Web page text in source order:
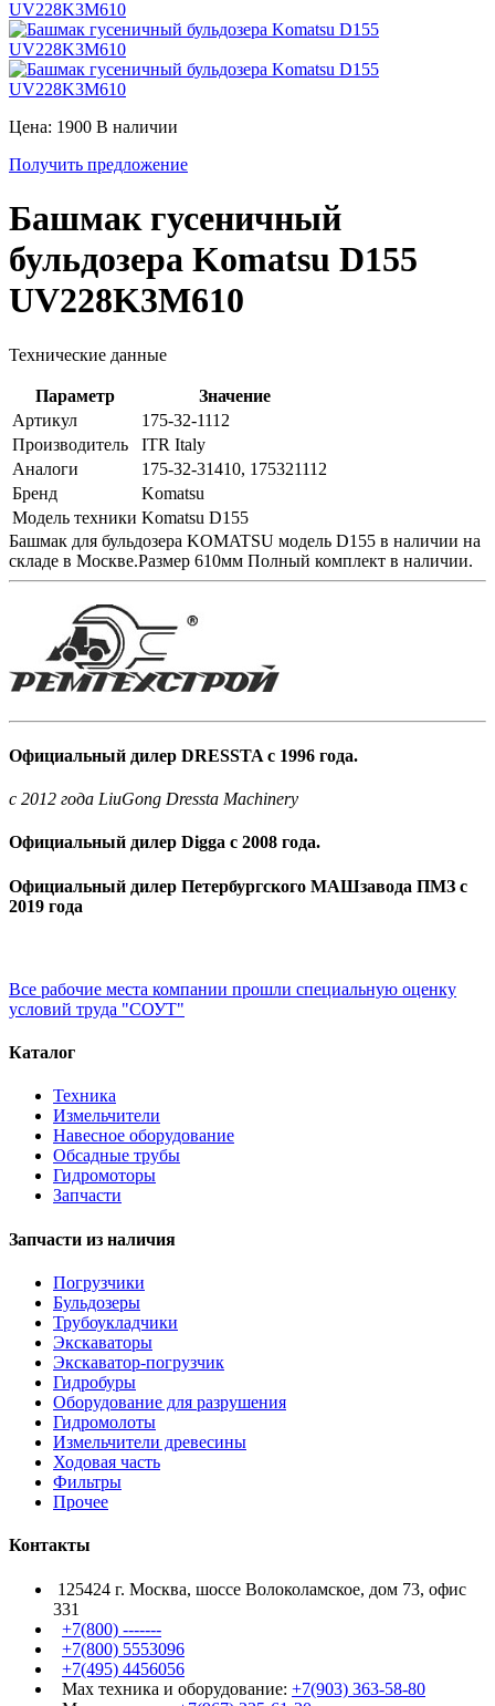
Цена: 1900 В наличии
Получить предложение
Башмак гусеничный
бульдозера Komatsu D155
UV228K3M610
Технические данные
Параметр
Значение
Артикул
175-32-1112
Производитель
ITR Italy
Аналоги
175-32-31410, 175321112
Бренд
Komatsu
Модель техники Komatsu D155
Башмак для бульдозера KOMATSU модель D155 в наличии на
складе в Москве.Размер 610мм Полный комплект в наличии.
Официальный дилер DRESSTA с 1996 года.
c 2012 года LiuGong Dressta Machinery
Официальный дилер Digga с 2008 года.
Официальный дилер Петербургского МАШзавода ПМЗ с
2019 года
Все рабочие места компании прошли специальную оценку
условий труда "СОУТ"
Каталог
Техника
Измельчители
Навесное оборудование
Обсадные трубы
Гидромоторы
Запчасти
Запчасти из наличия
Погрузчики
Бульдозеры
Трубоукладчики
Экскаваторы
Экскаватор-погрузчик
Гидробуры
Оборудование для разрушения
Гидромолоты
Измельчители древесины
Ходовая часть
Фильтры
Прочее
Контакты
125424 г. Москва, шоссе Волоколамское, дом 73, офис
331
+7(800) -------
+7(800) 5553096
+7(495) 4456056
Max техника и оборудование: +7(903) 363-58-80